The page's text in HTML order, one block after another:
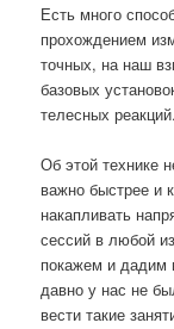
Есть много
прохождением
точных, на наш
базовых
телесных реакций.
Об этой технике
важно быстрее и
накапливать
сессий в любой
покажем и дадим
давно у нас не
вести такие